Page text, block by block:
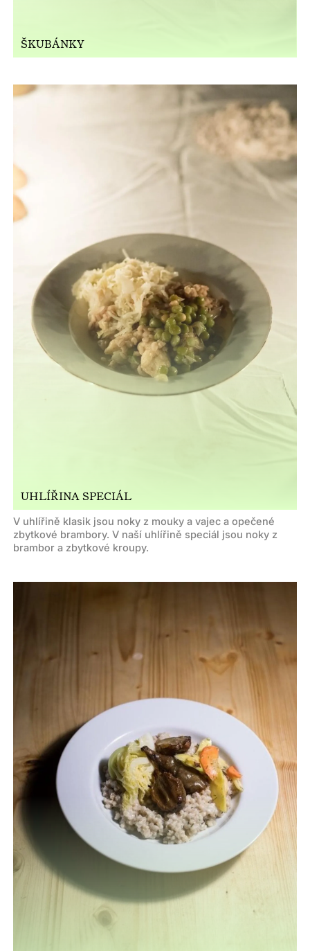
ŠKUBÁNKY
UHLÍŘINA SPECIÁL
V uhlířině klasik jsou noky z mouky a vajec a opečené
zbytkové brambory. V naší uhlířině speciál jsou noky z
brambor a zbytkové kroupy.